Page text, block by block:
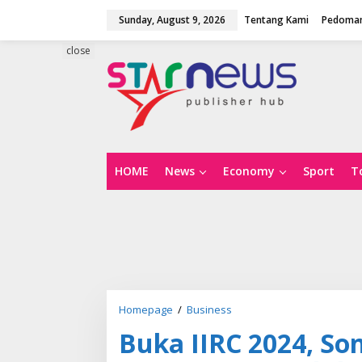
Sunday, August 9, 2026 Tentang Kami
HOME News Economy Sport
close
Homepage / Business
k
a
Buka IIRC 2024,